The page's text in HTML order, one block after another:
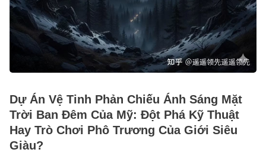
Dự Án Vệ Tinh Phản Chiếu Ánh Sáng Mặt
Trời Ban Đêm Của Mỹ: Đột Phá Kỹ Thuật
Hay Trò Chơi Phô Trương Của Giới Siêu
Giàu?